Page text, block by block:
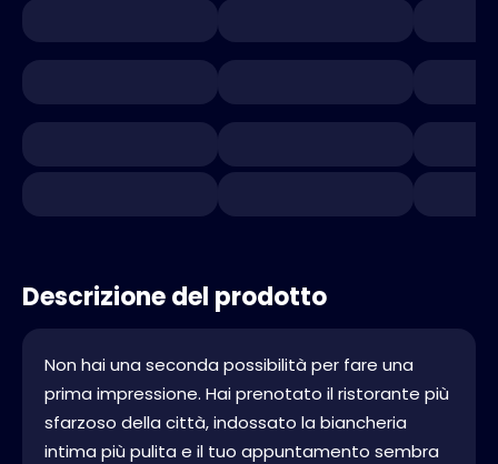
Descrizione del prodotto
Non hai una seconda possibilità per fare una
prima impressione. Hai prenotato il ristorante più
sfarzoso della città, indossato la biancheria
intima più pulita e il tuo appuntamento sembra